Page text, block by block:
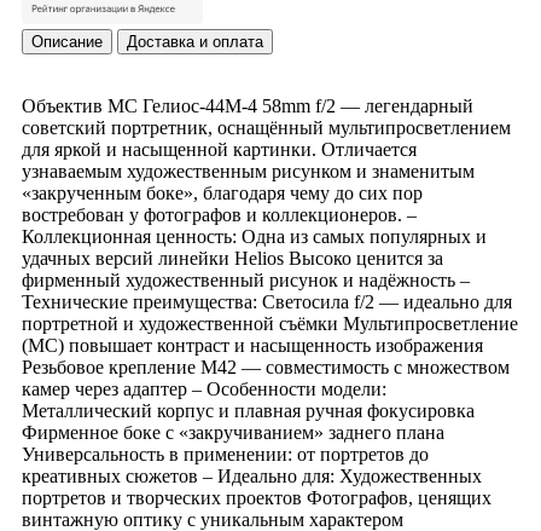
Описание Доставка и оплата
Объектив МС Гелиос-44М-4 58mm f/2 — легендарный
советский портретник, оснащённый мультипросветлением
для яркой и насыщенной картинки. Отличается
узнаваемым художественным рисунком и знаменитым
«закрученным боке», благодаря чему до сих пор
востребован у фотографов и коллекционеров. –
Коллекционная ценность: Одна из самых популярных и
удачных версий линейки Helios Высоко ценится за
фирменный художественный рисунок и надёжность –
Технические преимущества: Светосила f/2 — идеально для
портретной и художественной съёмки Мультипросветление
(МС) повышает контраст и насыщенность изображения
Резьбовое крепление М42 — совместимость с множеством
камер через адаптер – Особенности модели:
Металлический корпус и плавная ручная фокусировка
Фирменное боке с «закручиванием» заднего плана
Универсальность в применении: от портретов до
креативных сюжетов – Идеально для: Художественных
портретов и творческих проектов Фотографов, ценящих
винтажную оптику с уникальным характером